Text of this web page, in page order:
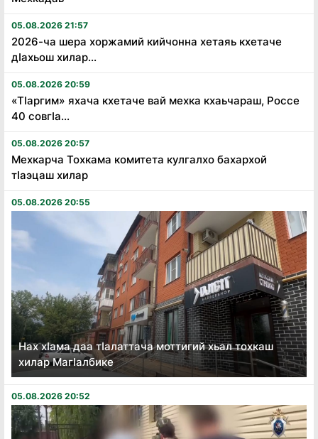
05.08.2026 21:57
2026-ча шера хоржамий кийчонна хетаяь кхетаче
дӏахьош хилар...
05.08.2026 20:59
«Тӏаргим» яхача кхетаче вай мехка кхаьчараш, Россе
40 совгӏа...
05.08.2026 20:57
Мехкарча Тохкама комитета кулгалхо бахархой
тӏаэцаш хилар
05.08.2026 20:55
Нах хӏама даа тӏалаттача моттигий хьал тохкаш
хилар Магӏалбике
05.08.2026 20:52